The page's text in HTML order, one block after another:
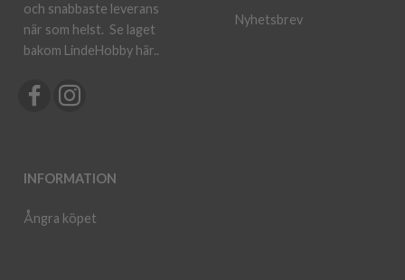
och snabbaste leverans
när som helst. Se laget
bakom LindeHobby här..
INFORMATION
Ångra köpet
Nyhetsbrev